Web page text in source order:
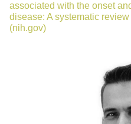
associated with the onset
disease: A systematic
(nih.gov)